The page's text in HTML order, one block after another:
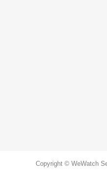
Copyright © WeWatch